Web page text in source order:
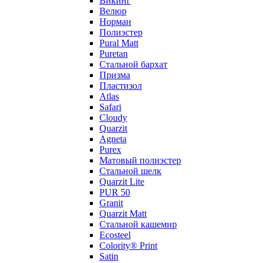
Велюр
Норман
Полиэстер
Pural Matt
Puretan
Стальной бархат
Призма
Пластизол
Atlas
Safari
Cloudy
Quarzit
Agneta
Purex
Матовый полиэстер
Стальной шелк
Quarzit Lite
PUR 50
Granit
Quarzit Matt
Стальной кашемир
Ecosteel
Colority® Print
Satin